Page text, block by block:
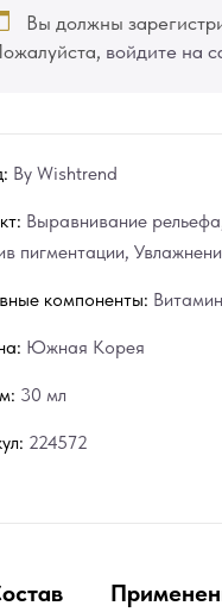
Вы должны
войдите на
By Wishtrend
Выравнивание рельефа
пигментации,
компоненты:
Южная Корея
30 мл
224572